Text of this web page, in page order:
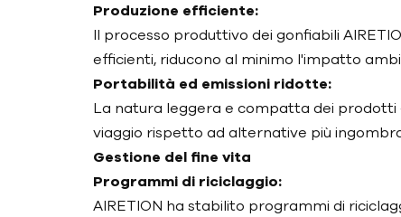
Produzione efficiente:
Il processo produttivo dei gonfiabili
efficienti, riducono al minimo l'impatto
Portabilità ed emissioni ridotte:
La natura leggera e compatta dei prodotti
viaggio rispetto ad alternative più
Gestione del fine vita
Programmi di riciclaggio:
AIRETION ha stabilito programmi di